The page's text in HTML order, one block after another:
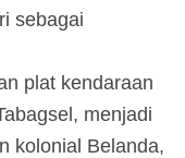
sebagai
plat kendaraan
menjadi
kolonial Belanda,